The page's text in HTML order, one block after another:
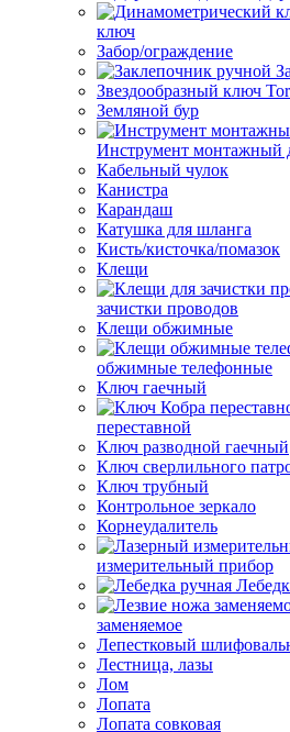
ключ
Забор/ограждение
Звездообразный ключ
Земляной бур
Инструмент монтажный
Кабельный чулок
Канистра
Карандаш
Катушка для шланга
Кисть/кисточка/помазок
Клещи
зачистки проводов
Клещи обжимные
обжимные телефонные
Ключ гаечный
переставной
Ключ разводной гаечный
Ключ сверлильного
Ключ трубный
Контрольное зеркало
Корнеудалитель
измерительный прибор
заменяемое
Лепестковый
Лестница, лазы
Лом
Лопата
Лопата совковая